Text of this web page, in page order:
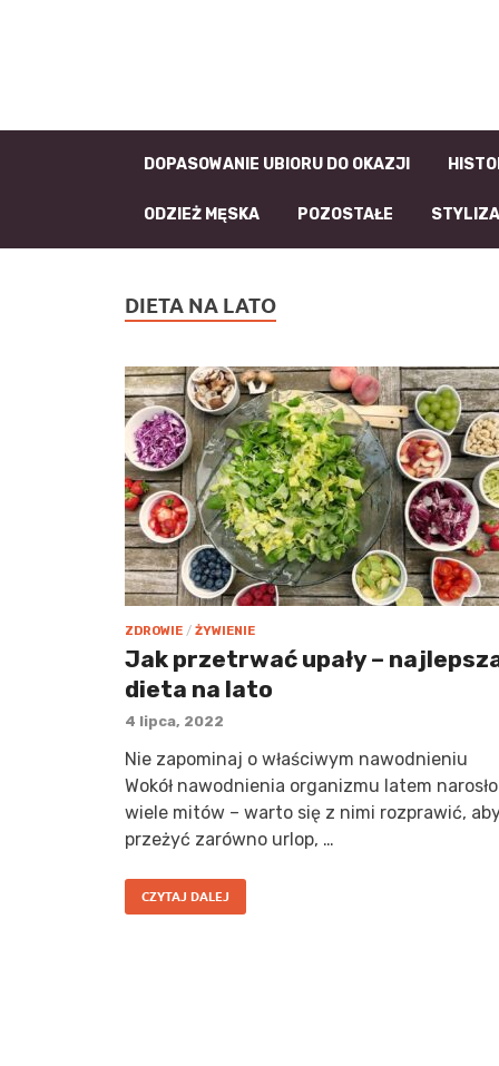
DOPASOWANIE UBIORU DO OKAZJI
ODZIEŻ MĘSKA POZOSTAŁE
DIETA NA LATO
ZDROWIE / ŻYWIENIE
Jak przetrwać upały –
dieta na lato
4 lipca, 2022
Nie zapominaj o właściwym nawodnieniu
Wokół nawodnienia organizmu latem narosło
wiele mitów – warto się z nimi rozprawić,
przeżyć zarówno urlop, …
CZYTAJ DALEJ